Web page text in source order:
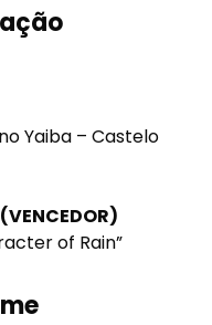
Yaiba – Castelo
of Rain”